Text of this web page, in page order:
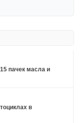
пачек масла и
в